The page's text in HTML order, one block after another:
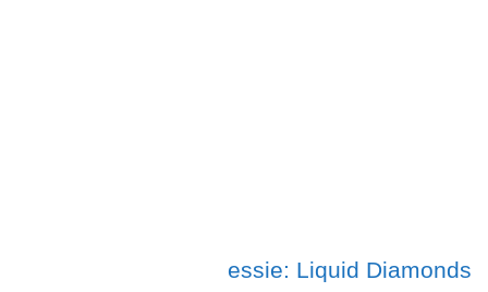
essie: Liquid Diamonds